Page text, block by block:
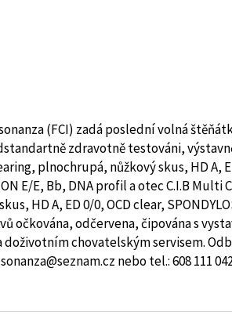
(FCI) zadá poslední volná
zdravotně testováni,
plnochrupá, nůžkový skus, HD A,
E/E, Bb, DNA profil a otec C.I.B Multi
HD A, ED 0/0, OCD clear,
očkována, odčervena, čipována s
chovatelským servisem.
nebo tel.: 608 111